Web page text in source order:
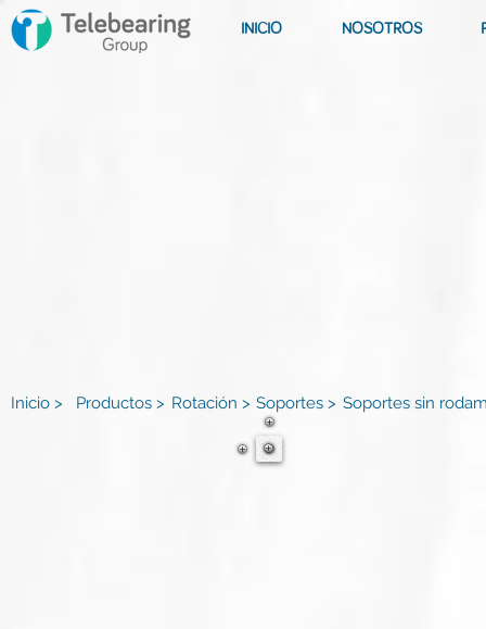
INICIO NOSOTROS
Inicio > Productos > Rotación > Soportes > Soportes sin